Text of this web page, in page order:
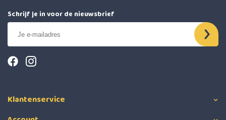
Schrijf je in voor de nieuwsbrief
Klantenservice